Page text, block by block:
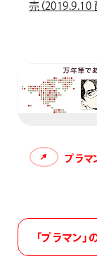
売（2019.9.10
プラマ
「プラマン」